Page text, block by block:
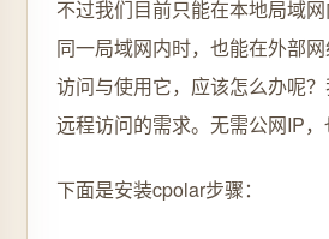
不过我们目前只能在本地局域
同一局域网内时，也能在外部
访问与使用它，应该怎么办呢
远程访问的需求。无需公网IP
下面是安装cpolar步骤：